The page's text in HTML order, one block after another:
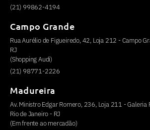
(21) 99862-4194
Campo Grande
Rua Aurélio de Figueiredo, 42, Loja 212 - Campo
RJ
(Shopping Audi)
(21) 98771-2226
Madureira
Av. Ministro Edgar Romero, 236, Loja 211 - Galeria
Rio de Janeiro - RJ
(Em frente ao mercadão)